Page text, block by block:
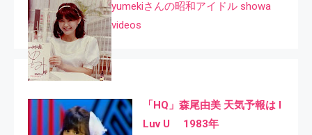
yumekiさんの昭和アイドル showa
videos
「HQ」森尾由美 天気予報は I
Luv U 1983年